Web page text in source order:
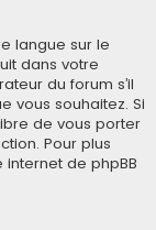
langue sur le
dans votre
du forum s’il
vous souhaitez. Si
de vous porter
Pour plus
internet de phpBB